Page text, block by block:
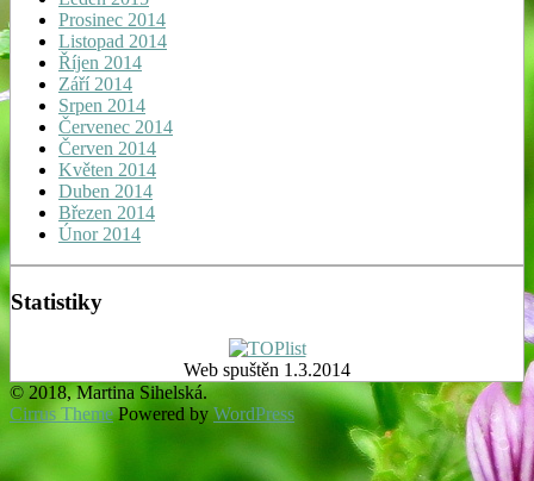
Prosinec 2014
Listopad 2014
Říjen 2014
Září 2014
Srpen 2014
Červenec 2014
Červen 2014
Květen 2014
Duben 2014
Březen 2014
Únor 2014
Statistiky
Web spuštěn 1.3.2014
© 2018, Martina Sihelská.
Cirrus ThemePowered by WordPress